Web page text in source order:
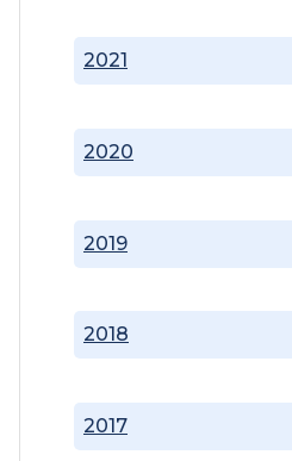
2017
2018
2019
2020
2021